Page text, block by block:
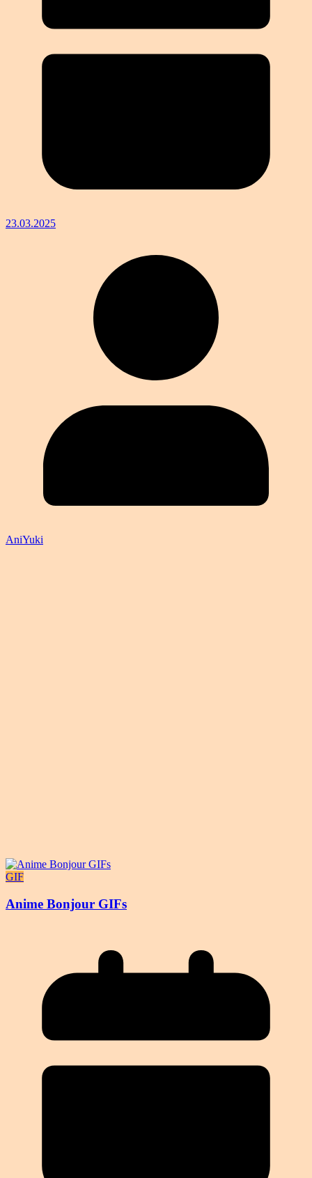
23.03.2025
AniYuki
GIF
Anime Bonjour GIFs